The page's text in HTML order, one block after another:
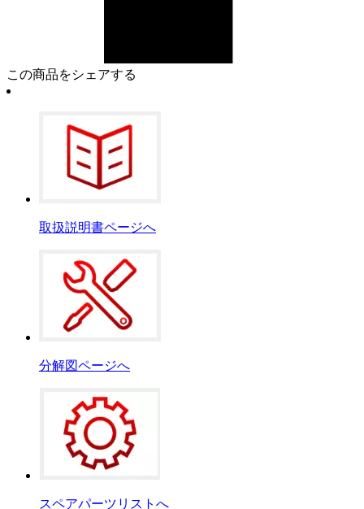
この商品をシェアする
取扱説明書ページへ
分解図ページへ
スペアパーツリストへ